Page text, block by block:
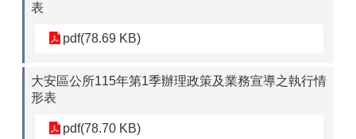
表
pdf(78.69 KB)
大安區公所115年第1季辦理政策及業務宣導之執行情
形表
pdf(78.70 KB)